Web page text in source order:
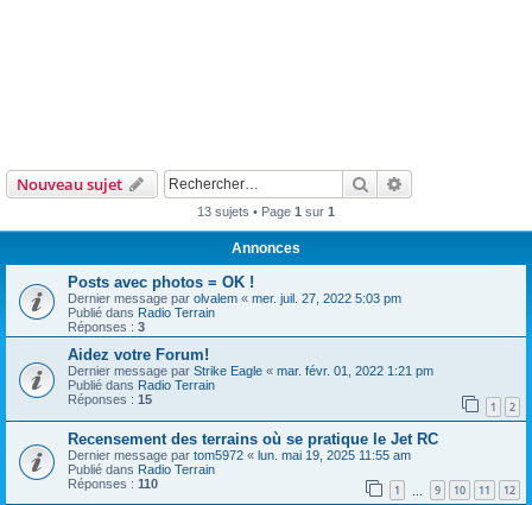
Nouveau sujet Rechercher
13 sujets • Page 1 sur 1
Annonces
Posts avec photos = OK !
Dernier message par olvalem « mer. juil. 27, 2022 5:03 pm
Publié dans Radio Terrain
Réponses : 3
Aidez votre Forum!
Dernier message par Strike Eagle « mar. févr. 01, 2022 1:21 pm
Publié dans Radio Terrain
Réponses : 15 1 2
Recensement des terrains où se pratique le Jet RC
Dernier message par tom5972 « lun. mai 19, 2025 11:55 am
Publié dans Radio Terrain
Réponses : 110 1 9 10 11 12